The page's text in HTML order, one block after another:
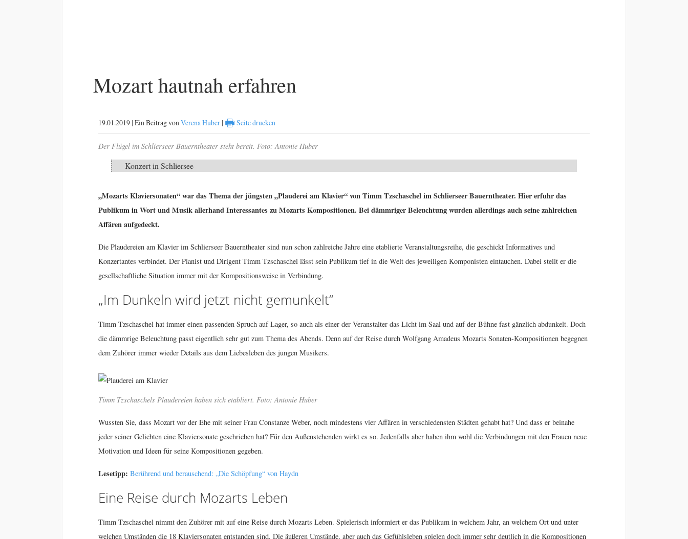
Mozart hautnah erfahren
19.01.2019 | Ein Beitrag von Verena Huber | 🖶 Seite drucken
Der Flügel im Schlierseer Bauerntheater steht bereit. Foto: Antonie Huber
Konzert in Schliersee
„Mozarts Klaviersonaten“ war das Thema der jüngsten „Plauderei am Klavier“ von Timm Tzschaschel im Schlierseer Bauerntheater. Hier erfuhr das
Publikum in Wort und Musik allerhand Interessantes zu Mozarts Kompositionen. Bei dämmriger Beleuchtung wurden allerdings auch seine zahlreichen
Affären aufgedeckt.
Die Plaudereien am Klavier im Schlierseer Bauerntheater sind nun schon zahlreiche Jahre eine etablierte Veranstaltungsreihe, die geschickt Informatives und
Konzertantes verbindet. Der Pianist und Dirigent Timm Tzschaschel lässt sein Publikum tief in die Welt des jeweiligen Komponisten eintauchen. Dabei stellt er die
gesellschaftliche Situation immer mit der Kompositionsweise in Verbindung.
„Im Dunkeln wird jetzt nicht gemunkelt“
Timm Tzschaschel hat immer einen passenden Spruch auf Lager, so auch als einer der Veranstalter das Licht im Saal und auf der Bühne fast gänzlich abdunkelt. Doch
die dämmrige Beleuchtung passt eigentlich sehr gut zum Thema des Abends. Denn auf der Reise durch Wolfgang Amadeus Mozarts Sonaten-Kompositionen begegnen
dem Zuhörer immer wieder Details aus dem Liebesleben des jungen Musikers.
Timm Tzschaschels Plaudereien haben sich etabliert. Foto: Antonie Huber
Wussten Sie, dass Mozart vor der Ehe mit seiner Frau Constanze Weber, noch mindestens vier Affären in verschiedensten Städten gehabt hat? Und dass er beinahe
jeder seiner Geliebten eine Klaviersonate geschrieben hat? Für den Außenstehenden wirkt es so. Jedenfalls aber haben ihm wohl die Verbindungen mit den Frauen neue
Motivation und Ideen für seine Kompositionen gegeben.
Lesetipp: Berührend und berauschend: „Die Schöpfung“ von Haydn
Eine Reise durch Mozarts Leben
Timm Tzschaschel nimmt den Zuhörer mit auf eine Reise durch Mozarts Leben. Spielerisch informiert er das Publikum in welchem Jahr, an welchem Ort und unter
welchen Umständen die 18 Klaviersonaten entstanden sind. Die äußeren Umstände, aber auch das Gefühlsleben spielen doch immer sehr deutlich in die Kompositionen